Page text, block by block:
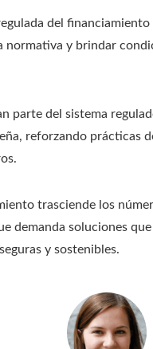
del
normativa y brindar
parte del sistema
reforzando prácticas
trasciende los
demanda soluciones
y sostenibles.